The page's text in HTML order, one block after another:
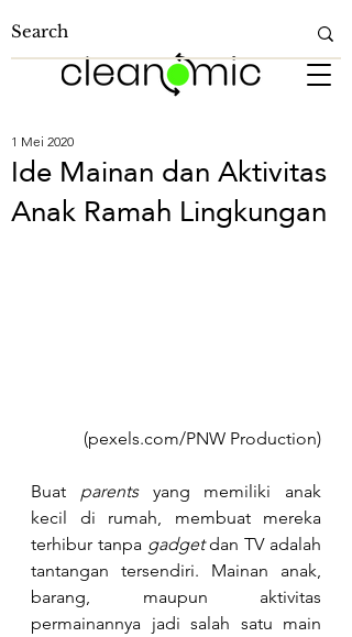
Ide Mainan dan Aktivitas
Anak Ramah Lingkungan
1 Mei 2020
(pexels.com/PNW Production)
Buat parents yang memiliki anak
kecil di rumah, membuat mereka
terhibur tanpa gadget dan TV adalah
tantangan tersendiri. Mainan anak,
barang, maupun aktivitas
permainannya jadi salah satu main